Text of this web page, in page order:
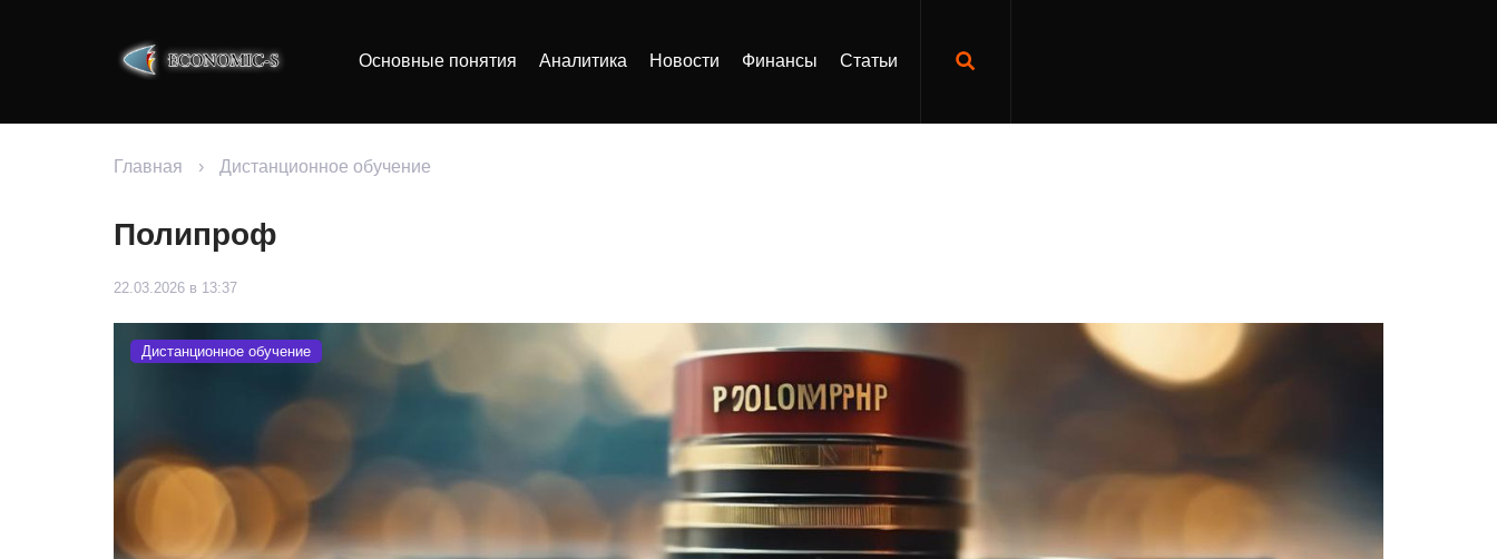
Основные понятия Аналитика Новости Финансы Статьи
Главная › Дистанционное обучение
Полипроф
22.03.2026 в 13:37
Дистанционное обучение